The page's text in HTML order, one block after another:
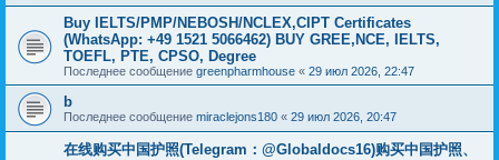
Buy IELTS/PMP/NEBOSH/NCLEX,CIPT Certificates
(WhatsApp: +49 1521 5066462) BUY GREE,NCE, IELTS,
TOEFL, PTE, CPSO, Degree
Последнее сообщение greenpharmhouse « 29 июл 2026, 22:47
b
Последнее сообщение miraclejons180 « 29 июл 2026, 20:47
在线购买中国护照(Telegram：@Globaldocs16)购买中国护照、